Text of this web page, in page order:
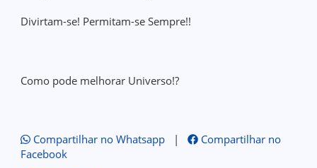
Divirtam-se! Permitam-se Sempre!!
Como pode melhorar Universo!?
Compartilhar no Whatsapp|
Compartilhar no
Facebook